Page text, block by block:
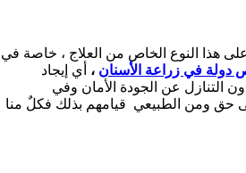
على هذا النوع الخاص من العلاج ، خاصة في
دولة في زراعة الأسنان ، أي إيجاد
التنازل عن الجودة الأمان وفي
ومن الطبيعي قيامهم بذلك فكلٌ منا